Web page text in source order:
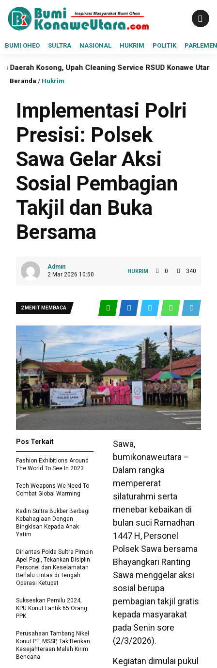
BUMI OHEO SULTRA NASIONAL HUKRIM POLITIK PARLEMEN
Upah Cleaning Service RSUD Konawe Utara Empat
Beranda / Hukrim
Implementasi Polri
Presisi: Polsek
Sawa Gelar Aksi
Sosial Pembagian
Takjil dan Buka
Bersama
Admin
2 Mar 2026 10:50
HUKRIM 0 340
2 MENIT MEMBACA
Sawa,
bumikonaweutara –
Dalam rangka
mempererat
silaturahmi serta
menebar kebaikan di
bulan suci Ramadhan
1447 H, Personel
Polsek Sawa bersama
Bhayangkari Ranting
Sawa menggelar aksi
sosial berupa
pembagian takjil gratis
kepada masyarakat
pada Senin sore
(2/3/2026).
Kegiatan dimulai pukul
Pos Terkait
Fashion Exhibitions Around
The World To See In 2023
Tech Weapons We Need To
Combat Global Warming
Kadin Sultra Bukber Berbagi
Kebahagiaan Dengan
Bingkisan Kepada Anak
Yatim
Dirlantas Polda Sultra Pimpin
Apel Pagi, Tekankan Disiplin
Personel dan Keselamatan
Berlalu Lintas di Tengah
Operasi Ketupat
Sukseskan Pemilu 2024,
KPU Konut Lantik 65 Orang
PPK
Perusahaan Tambang Nikel
Konut PT. MSSP, Tak Berikan
Kesejahteraan Malah Kirim
Bencana